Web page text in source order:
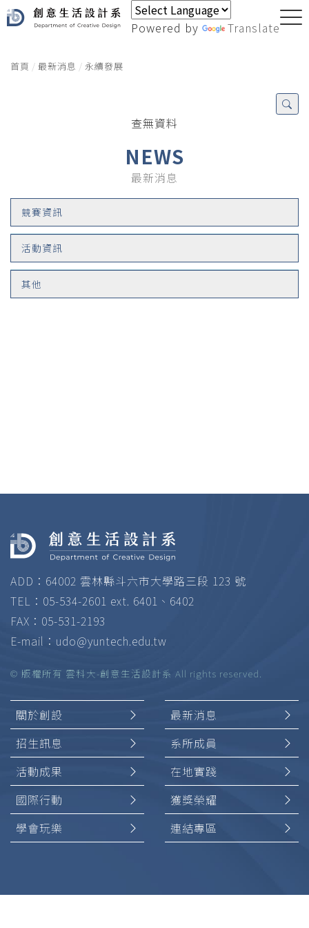
Powered by Translate
首頁 最新消息 永續發展
NEWS
最新消息
競賽資訊
活動資訊
其他
查無資料
ADD：64002 雲林縣斗六市大學路三段 123 號
TEL：05-534-2601 ext. 6401、6402
FAX：05-531-2193
E-mail： udo@yuntech.edu.tw
© 版權所有 雲科大-創意生活設計系 All rights reserved.
關於創設
最新消息
招生訊息
系所成員
活動成果
在地實踐
國際行動
獲獎榮耀
學會玩樂
連結專區